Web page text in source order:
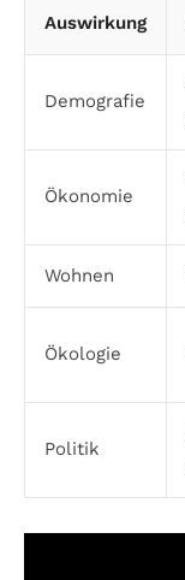
Auswirkung
Demografie
Ökonomie
Wohnen
Ökologie
Politik